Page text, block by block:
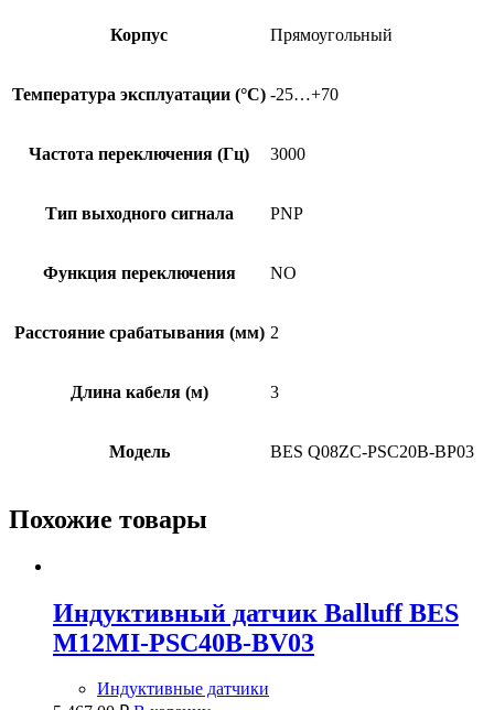
Корпус Прямоугольный
Температура эксплуатации (°C) -25…+70
Частота переключения (Гц) 3000
Тип выходного сигнала PNP
Функция переключения NO
Расстояние срабатывания (мм) 2
Длина кабеля (м) 3
Модель BES Q08ZC-PSC20B-BP03
Похожие товары
Индуктивный датчик Balluff BES
M12MI-PSC40B-BV03
Индуктивные датчики